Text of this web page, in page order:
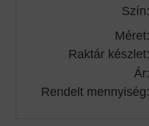
Szín:
Méret:
Raktár készlet:
Ár:
Rendelt mennyiség: